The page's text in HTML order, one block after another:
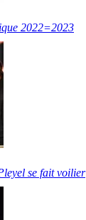
2022=2023
se fait voilier